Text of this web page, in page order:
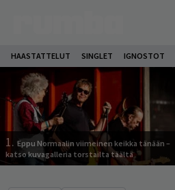
HAASTATTELUT SINGLET IGNOSTOT
1. Eppu Normaalin viimeinen keikka tänään –
katso kuvagalleria torstailta täältä